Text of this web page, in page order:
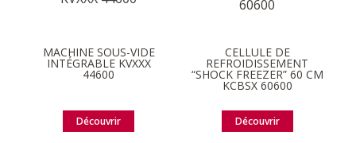
MACHINE SOUS-VIDE
INTÉGRABLE KVXXX
44600
Découvrir
CELLULE DE
REFROIDISSEMENT
“SHOCK FREEZER” 60 CM
KCBSX 60600
Découvrir